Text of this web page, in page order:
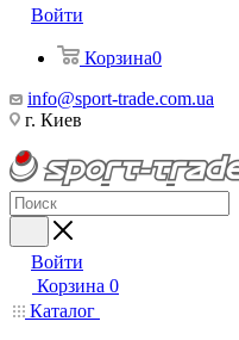
Войти
Корзина0
info@sport-trade.com.ua
г. Киев
Войти
Корзина 0
Каталог